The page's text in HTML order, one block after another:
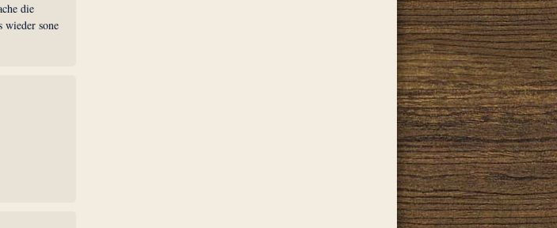
die
wieder sone